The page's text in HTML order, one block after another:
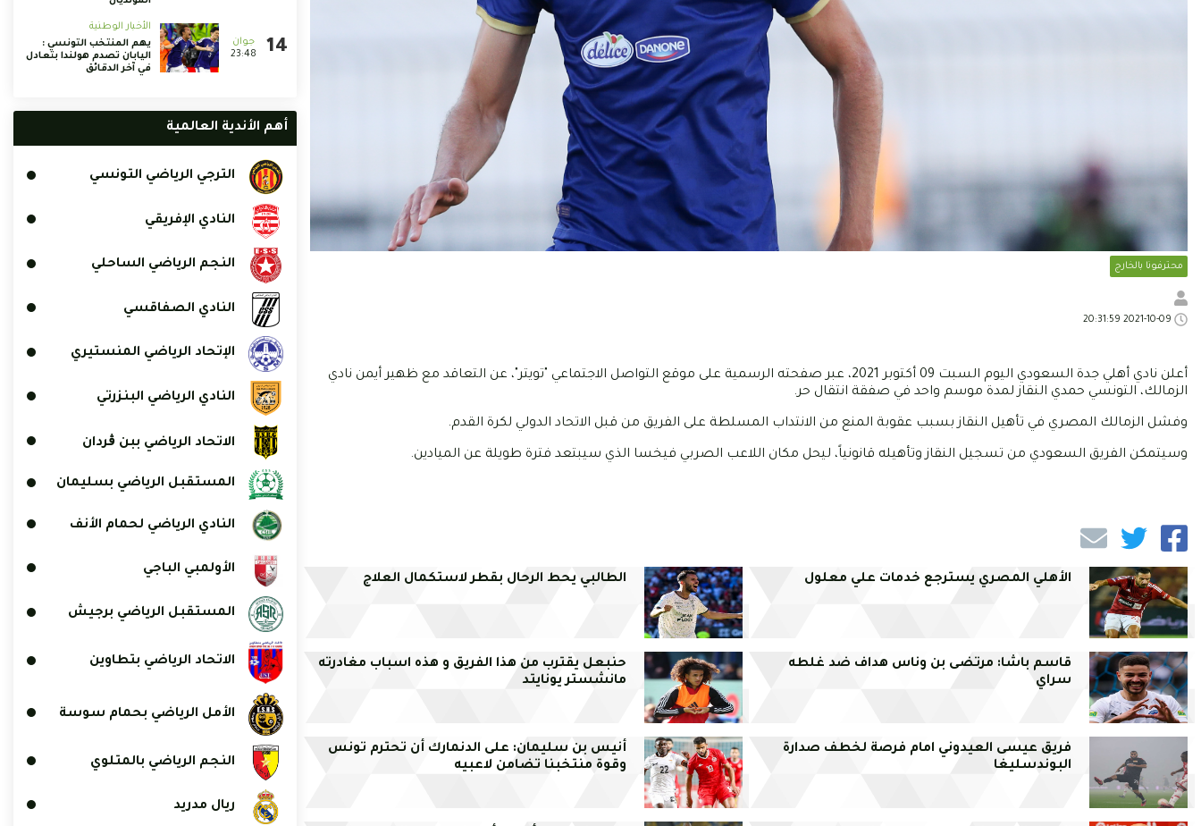
محترفونا بالخارج
أعلن نادي أهلي جدة السعودي اليوم السبت 09 أكتوبر 2021، عبر صفحته الرسمية على موقع التواصل الاجتماعي "تويتر"، عن التعاقد مع ظهير أيمن نادي
الزمالك، التونسي حمدي النقاز لمدة موسم واحد في صفقة انتقال حر.
وفشل الزمالك المصري في تأهيل النقاز بسبب عقوبة المنع من الانتداب المسلطة على الفريق من قبل الاتحاد الدولي لكرة القدم.
وسيتمكن الفريق السعودي من تسجيل النقاز وتأهيله قانونياً، ليحل مكان اللاعب الصربي فيخسا الذي سيبتعد فترة طويلة عن الميادين.
الأهلي المصري يسترجع خدمات علي معلول الطالبي يحط الرحال بقطر لاستكمال العلاج
قاسم باشا: مرتضى بن وناس هداف ضد غلطه
سراي
حنبعل يقترب من هذا الفريق و هذه اسباب مغادرته
مانشستر يونايتد
فريق عيسى العيدوني امام فرصة لخطف صدارة
البوندسليغا
أنيس بن سليمان: على الدنمارك أن تحترم تونس
وقوة منتخبنا تضامن لاعبيه
23:48
الأخبار الوطنية
يهم المنتخب التونسي :
اليابان تصدم هولندا بتعادل
في آخر الدقائق
أهم الأندية العالمية
الترجي الرياضي التونسي
النادي الإفريقي
النجم الرياضي الساحلي
النادي الصفاقسي
الإتحاد الرياضي المنستيري
النادي الرياضي البنزرتي
الاتحاد الرياضي ببن ڨردان
المستقبل الرياضي بسليمان
النادي الرياضي لحمام الأنف
الأولمبي الباجي
المستقبل الرياضي برجيش
الاتحاد الرياضي بتطاوين
الأمل الرياضي بحمام سوسة
النجم الرياضي بالمتلوي
ريال مدريد